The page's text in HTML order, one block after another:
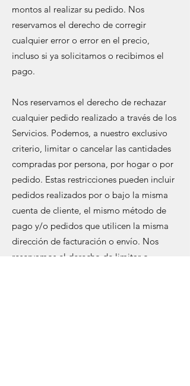
montos al realizar su pedido. Nos
reservamos el derecho de corregir
cualquier error o error en el precio,
incluso si ya solicitamos o recibimos el
pago.
Nos reservamos el derecho de rechazar
cualquier pedido realizado a través de los
Servicios. Podemos, a nuestro exclusivo
criterio, limitar o cancelar las cantidades
compradas por persona, por hogar o por
pedido. Estas restricciones pueden incluir
pedidos realizados por o bajo la misma
cuenta de cliente, el mismo método de
pago y/o pedidos que utilicen la misma
dirección de facturación o envío. Nos
reservamos el derecho de limitar o